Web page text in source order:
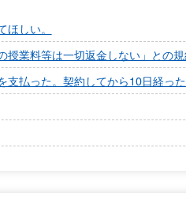
しい。
授業料等は一切返金しない」との
払った。契約してから10日経っ